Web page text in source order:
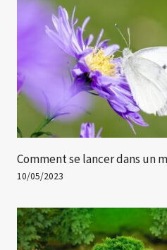
Comment se lancer dans un
10/05/2023